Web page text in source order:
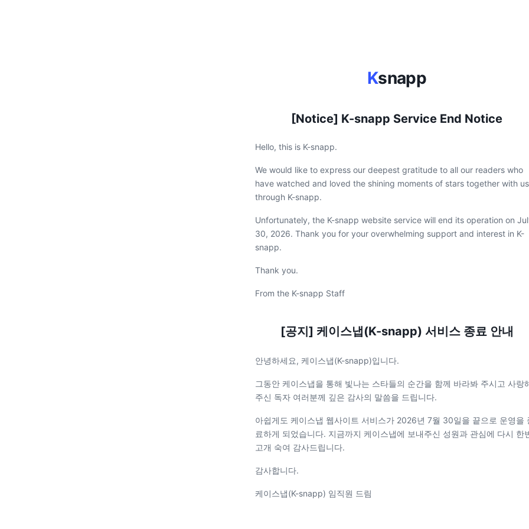
Ksnapp
[Notice] K-snapp Service End Notice
Hello, this is K-snapp.
We would like to express our deepest gratitude to all our readers who
have watched and loved the shining moments of stars together with us
through K-snapp.
Unfortunately, the K-snapp website service will end its operation on
30, 2026. Thank you for your overwhelming support and interest in K-
snapp.
Thank you.
From the K-snapp Staff
[공지] 케이스냅(K-snapp) 서비스 종료 안내
안녕하세요, 케이스냅(K-snapp)입니다.
그동안 케이스냅을 통해 빛나는 스타들의 순간을 함께 바라봐 주시고 사랑
주신 독자 여러분께 깊은 감사의 말씀을 드립니다.
아쉽게도 케이스냅 웹사이트 서비스가 2026년 7월 30일을 끝으로 운영을
료하게 되었습니다. 지금까지 케이스냅에 보내주신 성원과 관심에 다시 한
고개 숙여 감사드립니다.
감사합니다.
케이스냅(K-snapp) 임직원 드림